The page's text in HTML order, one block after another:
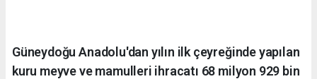
Güneydoğu Anadolu'dan yılın ilk çeyreğinde yapılan
kuru meyve ve mamulleri ihracatı 68 milyon 929 bin